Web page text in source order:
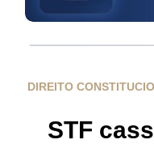
DIREITO
STF